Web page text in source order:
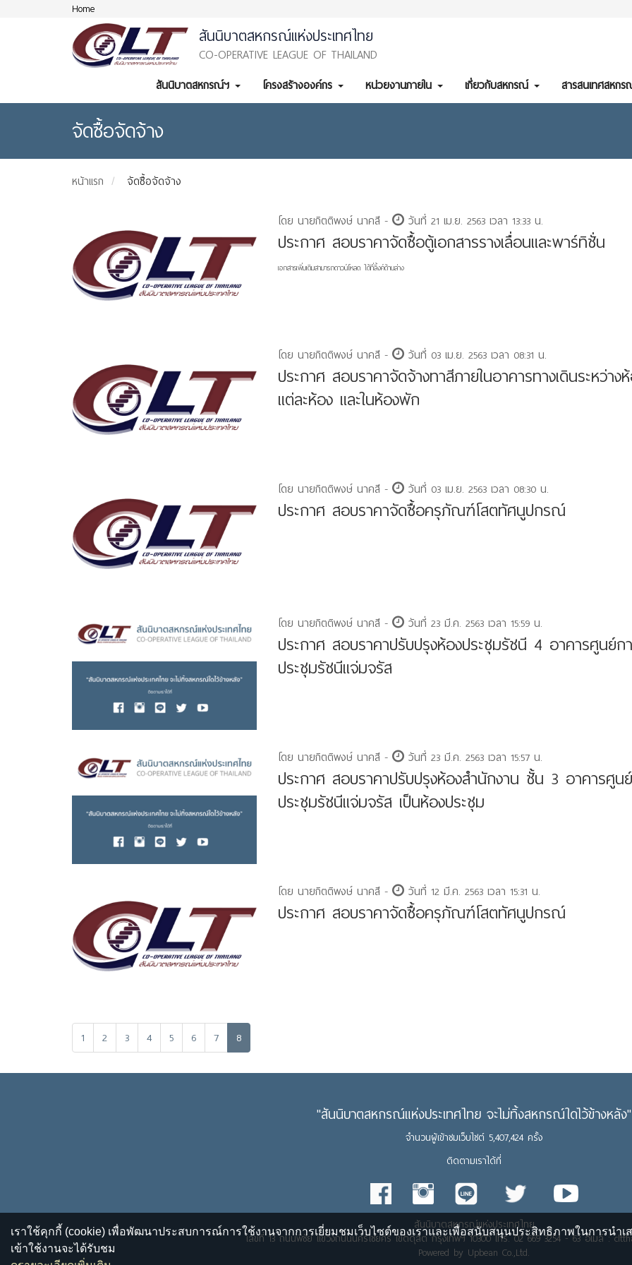
Home
สันนิบาตสหกรณ์แห่งประเทศไทย
CO-OPERATIVE LEAGUE OF THAILAND
สันนิบาตสหกรณ์ฯ โครงสร้างองค์กร หน่วยงานภายใน เกี่ยวกับสหกรณ์ สารสนเทศสหก
จัดซื้อจัดจ้าง
หน้าแรก จัดซื้อจัดจ้าง
โดย นายกิตติพงษ์ นาคสี - วันที่ 21 เม.ย. 2563 เวลา 13:33 น.
ประกาศ สอบราคาจัดซื้อตู้เอกสารรางเลื่อนและพาร์ทิชั่น
เอกสารเพิ่มเติมสามารถดาวน์โหลด ได้ที่ลิ้งค์ด้านล่าง
โดย นายกิตติพงษ์ นาคสี - วันที่ 03 เม.ย. 2563 เวลา 08:31 น.
ประกาศ สอบราคาจัดจ้างทาสีภายในอาคารทางเดินระหว่าง
แต่ละห้อง และในห้องพัก
โดย นายกิตติพงษ์ นาคสี - วันที่ 03 เม.ย. 2563 เวลา 08:30 น.
ประกาศ สอบราคาจัดซื้อครุภัณฑ์โสตทัศนูปกรณ์
โดย นายกิตติพงษ์ นาคสี - วันที่ 23 มี.ค. 2563 เวลา 15:59 น.
ประกาศ สอบราคาปรับปรุงห้องประชุมรัชนี 4 อาคารศูนย์ก
ประชุมรัชนีแจ่มจรัส
โดย นายกิตติพงษ์ นาคสี - วันที่ 23 มี.ค. 2563 เวลา 15:57 น.
ประกาศ สอบราคาปรับปรุงห้องสำนักงาน ชั้น 3 อาคารศูน
ประชุมรัชนีแจ่มจรัส เป็นห้องประชุม
โดย นายกิตติพงษ์ นาคสี - วันที่ 12 มี.ค. 2563 เวลา 15:31 น.
ประกาศ สอบราคาจัดซื้อครุภัณฑ์โสตทัศนูปกรณ์
1 2 3 4 5 6 7 8
"สันนิบาตสหกรณ์แห่งประเทศไทย จะไม่ทิ้งสหกรณ์ใดไว้ข้างหลัง"
จำนวนผู้เข้าชมเว็บไซต์ 5,407,424 ครั้ง
ติดตามเราได้ที่
สันนิบาตสหกรณ์แห่งประเทศไทย
เลขที่ 13 ถนนพิชัย แขวงถนนนครไชยศรี เขตดุสิต กรุงเทพฯ 10300 โทร. 02 669 3254 - 63 อีเมล์ :
Powered by Upbean Co.,Ltd.
เราใช้คุกกี้ (cookie) เพื่อพัฒนาประสบการณ์การใช้งานจากการเยี่ยมชมเว็บไซต์ของเราและเพื่อสนับสนุนประสิทธิภาพในการนำ
เข้าใช้งานจะได้รับชม